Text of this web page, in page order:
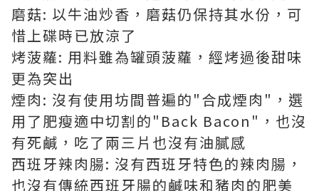
磨菇: 以牛油炒香，磨菇仍保持其水份，可
惜上碟時已放涼了
烤菠蘿: 用料雖為罐頭菠蘿，經烤過後甜味
更為突出
煙肉: 沒有使用坊間普遍的"合成煙肉"，選
用了肥瘦適中切割的"Back Bacon"，也沒
有死鹹，吃了兩三片也沒有油膩感
西班牙辣肉腸: 沒有西班牙特色的辣肉腸，
也沒有傳統西班牙腸的鹹味和豬肉的肥美